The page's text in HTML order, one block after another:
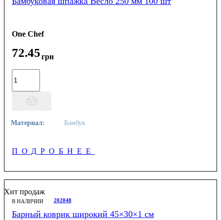
One Chef
72.45грн
Материал: Бамбук
ПОДРОБНЕЕ
Хит продаж
В НАЛИЧИИ 202048
Барный коврик широкий 45×30×1 см